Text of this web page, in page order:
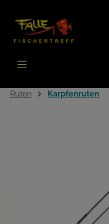
Ruten Karpfenruten